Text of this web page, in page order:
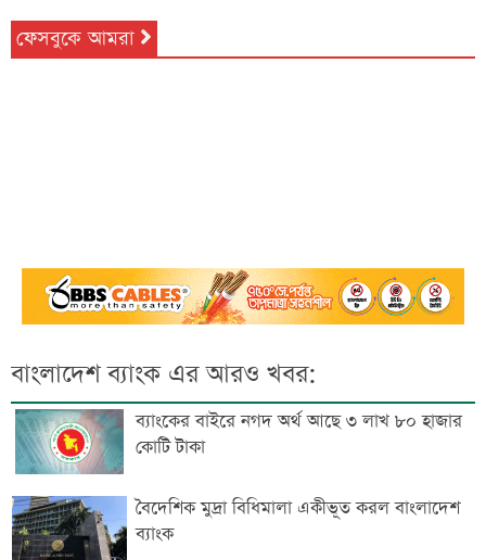
ফেসবুকে আমরা
বাংলাদেশ ব্যাংক এর আরও খবর:
ব্যাংকের বাইরে নগদ অর্থ আছে ৩ লাখ ৮০ হাজার
কোটি টাকা
বৈদেশিক মুদ্রা বিধিমালা একীভূত করল বাংলাদেশ
ব্যাংক